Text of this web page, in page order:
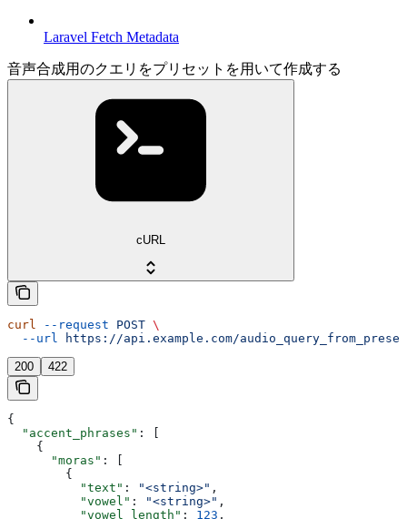
Laravel Fetch Metadata
音声合成用のクエリをプリセットを用いて作成する
cURL
curl --request POST \
  --url
https://api.example.com/audio_query_from_preset
200 422
{
  "accent_phrases"
: [
    {
      "moras"
: [
        {
          "text"
: "<string>" ,
          "vowel"
: "<string>" ,
          "vowel_length"
: 123 ,